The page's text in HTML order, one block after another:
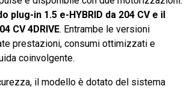
plug-in 1.5 e-HYBRID da 204 CV e il
CV 4DRIVE. Entrambe le versioni
prestazioni, consumi ottimizzati e
coinvolgente.
il modello è dotato del sistema